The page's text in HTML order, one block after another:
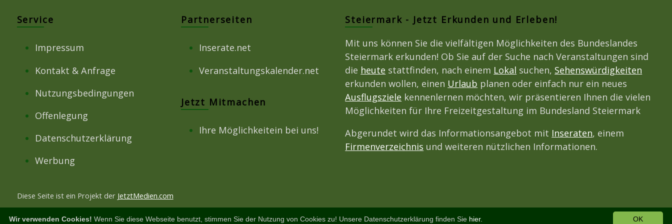
Service
Impressum
Kontakt & Anfrage
Nutzungsbedingungen
Offenlegung
Datenschutzerklärung
Werbung
Partnerseiten
Inserate.net
Veranstaltungskalender.net
Jetzt Mitmachen
Ihre Möglichkeitein bei uns!
Steiermark - Jetzt Erkunden und Erleben!
Mit uns können Sie die vielfältigen Möglichkeiten des Bundeslandes
Steiermark erkunden! Ob Sie auf der Suche nach Veranstaltungen sind
die heute stattfinden, nach einem Lokal suchen, Sehenswürdigkeiten
erkunden wollen, einen Urlaub planen oder einfach nur ein neues
Ausflugsziele kennenlernen möchten, wir präsentieren Ihnen die vielen
Möglichkeiten für Ihre Freizeitgestaltung im Bundesland Steiermark
Abgerundet wird das Informationsangebot mit Inseraten, einem
Firmenverzeichnis und weiteren nützlichen Informationen.
Diese Seite ist ein Projekt der JetztMedien.com
OK
Wir verwenden Cookies! Wenn Sie diese Webseite benutzt, stimmen Sie der Nutzung von Cookies zu! Unsere Datenschutzerklärung finden Sie hier.